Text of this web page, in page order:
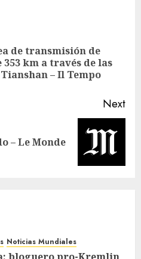
de transmisión de
353 km a través de las
– Il Tempo
Next
– Le Monde
Noticias Mundiales